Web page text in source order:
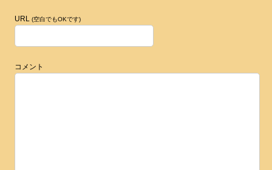
URL (空白でもOKです)
コメント